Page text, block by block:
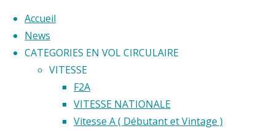
Accueil
News
CATEGORIES EN VOL CIRCULAIRE
VITESSE
F2A
VITESSE NATIONALE
Vitesse A ( Débutant et Vintage )
©2020 Vol circulaire commandé